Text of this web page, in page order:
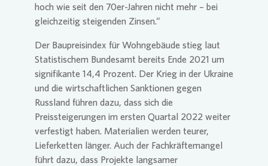
hoch wie seit den 70er-Jahren nicht mehr – bei
gleichzeitig steigenden Zinsen.“
Der Baupreisindex für Wohngebäude stieg laut
Statistischem Bundesamt bereits Ende 2021 um
signifikante 14,4 Prozent. Der Krieg in der Ukraine
und die wirtschaftlichen Sanktionen gegen
Russland führen dazu, dass sich die
Preissteigerungen im ersten Quartal 2022 weiter
verfestigt haben. Materialien werden teurer,
Lieferketten länger. Auch der Fachkräftemangel
führt dazu, dass Projekte langsamer